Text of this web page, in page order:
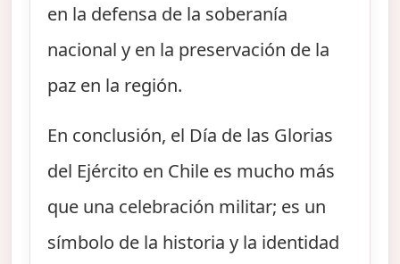
en la defensa de la soberanía
nacional y en la preservación de la
paz en la región.
En conclusión, el Día de las Glorias
del Ejército en Chile es mucho más
que una celebración militar; es un
símbolo de la historia y la identidad